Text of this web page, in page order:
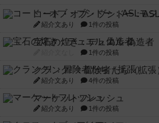
コード・オブ・ブシドー：
紹介文あり 1件の投稿
宝石の煌き：デュエル 偽造者
1件の投稿
クランク! ：冒険者たち（拡張
紹介文あり 4件の投稿
マーケットフレッシュ
紹介文あり 1件の投稿